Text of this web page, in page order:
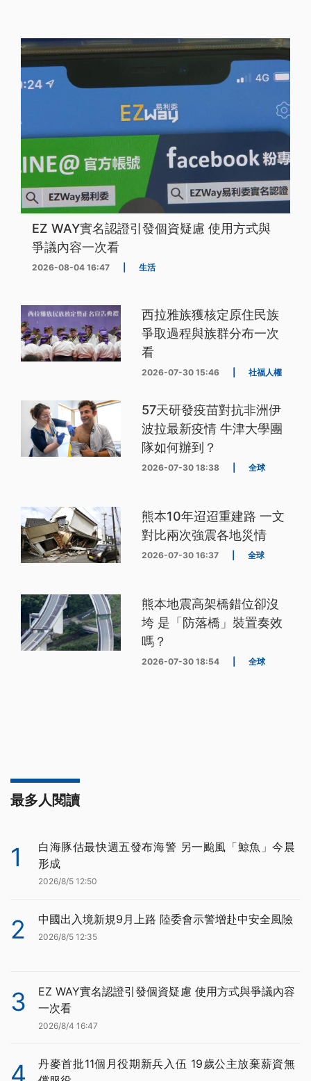
EZ WAY實名認證引發個資疑慮 使用方式與
爭議內容一次看
2026-08-04 16:47 生活
西拉雅族獲核定原住民族
爭取過程與族群分布一次
看
2026-07-30 15:46 社福人權
57天研發疫苗對抗非洲伊
波拉最新疫情 牛津大學團
隊如何辦到？
2026-07-30 18:38 全球
熊本10年迢迢重建路 一文
對比兩次強震各地災情
2026-07-30 16:37 全球
熊本地震高架橋錯位卻沒
垮 是「防落橋」裝置奏效
嗎？
2026-07-30 18:54 全球
最多人閱讀
1
白海豚估最快週五發布海警 另一颱風「鯨魚」今晨
形成
2026/8/5 12:50
2 中國出入境新規9月上路 陸委會示警增赴中安全風險
2026/8/5 12:35
3
EZ WAY實名認證引發個資疑慮 使用方式與爭議內容
一次看
2026/8/4 16:47
4
丹麥首批11個月役期新兵入伍 19歲公主放棄薪資無